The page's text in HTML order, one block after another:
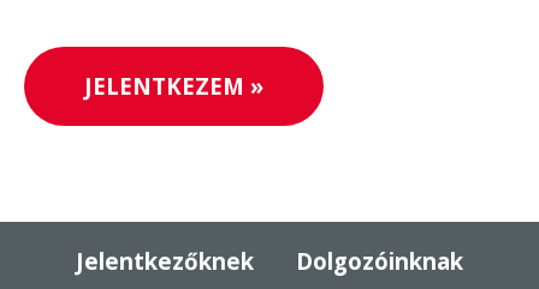
JELENTKEZEM »
Jelentkezőknek Dolgozóinknak